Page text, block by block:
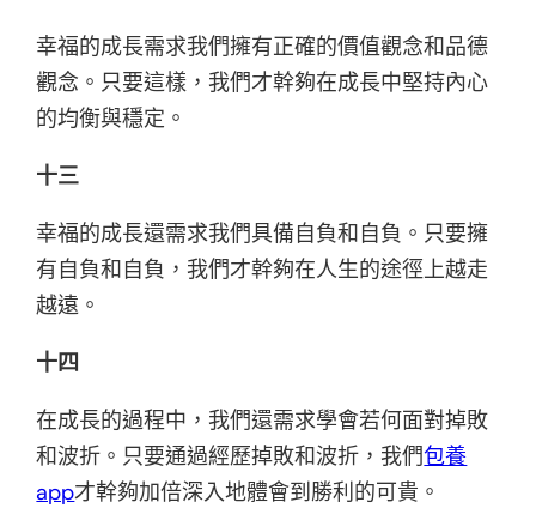
幸福的成長需求我們擁有正確的價值觀念和品德
觀念。只要這樣，我們才幹夠在成長中堅持內心
的均衡與穩定。
十三
幸福的成長還需求我們具備自負和自負。只要擁
有自負和自負，我們才幹夠在人生的途徑上越走
越遠。
十四
在成長的過程中，我們還需求學會若何面對掉敗
和波折。只要通過經歷掉敗和波折，我們包養
app才幹夠加倍深入地體會到勝利的可貴。